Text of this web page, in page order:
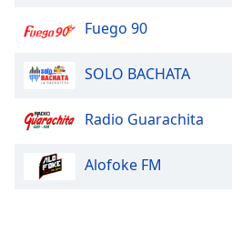
Fuego 90
SOLO BACHATA
Radio Guarachita
Alofoke FM